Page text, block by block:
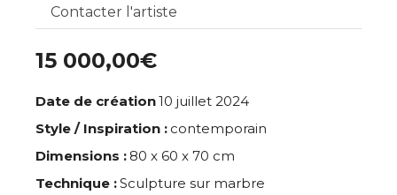
Contacter l'artiste
15 000,00€
Date de création10 juillet 2024
Style / Inspiration : contemporain
Dimensions : 80 x 60 x 70 cm
Technique :Sculpture sur marbre